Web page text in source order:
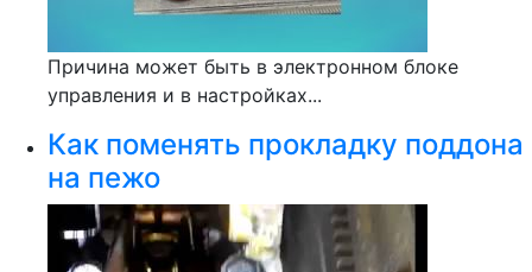
Причина может быть в электронном блоке
управления и в настройках...
Как поменять прокладку поддона
на пежо